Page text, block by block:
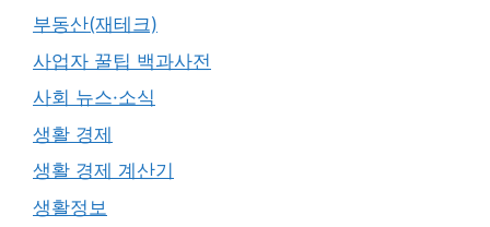
부동산(재테크)
사업자 꿀팁 백과사전
사회 뉴스·소식
생활 경제
생활 경제 계산기
생활정보